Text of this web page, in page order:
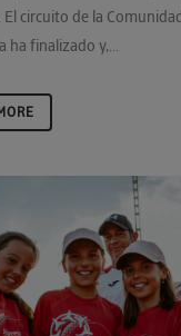
El circuito de la
ha finalizado y,...